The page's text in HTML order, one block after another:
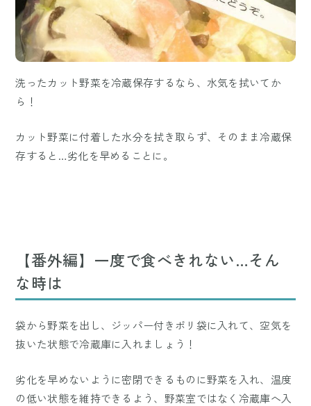
洗ったカット野菜を冷蔵保存するなら、水気を拭いてか
ら！
カット野菜に付着した水分を拭き取らず、そのまま冷蔵保
存すると…劣化を早めることに。
【番外編】一度で食べきれない…そん
な時は
袋から野菜を出し、ジッパー付きポリ袋に入れて、空気を
抜いた状態で冷蔵庫に入れましょう！
劣化を早めないように密閉できるものに野菜を入れ、温度
の低い状態を維持できるよう、野菜室ではなく冷蔵庫へ入